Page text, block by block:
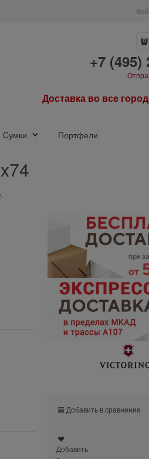
+7 (495)
Доставка во все
Cумки Портфели
Добавить в сравнение
Добавить